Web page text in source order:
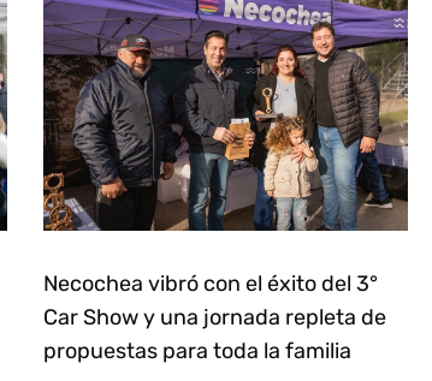
Necochea vibró con el éxito del 3°
Car Show y una jornada repleta de
propuestas para toda la familia